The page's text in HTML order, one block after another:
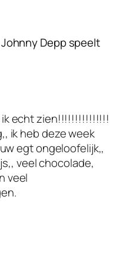
Depp speelt
echt zien!!!!!!!!!!!!!!!
ik heb deze week
egt ongeloofelijk,,
veel chocolade,
veel